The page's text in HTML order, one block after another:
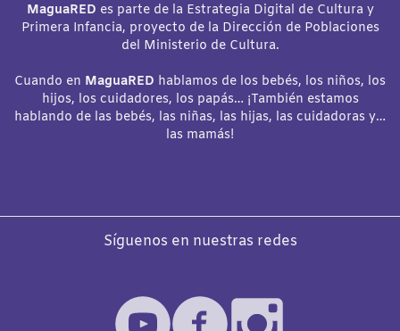
MaguaRED es parte de la Estrategia Digital de Cultura y
Primera Infancia, proyecto de la Dirección de Poblaciones
del Ministerio de Cultura.
Cuando en MaguaRED hablamos de los bebés, los niños, los
hijos, los cuidadores, los papás… ¡También estamos
hablando de las bebés, las niñas, las hijas, las cuidadoras y…
las mamás!
Síguenos en nuestras redes